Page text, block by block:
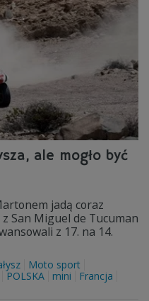
ale mogło być
jadą coraz
San Miguel de Tucuman
z 17. na 14.
Moto sport
POLSKA mini
Francja